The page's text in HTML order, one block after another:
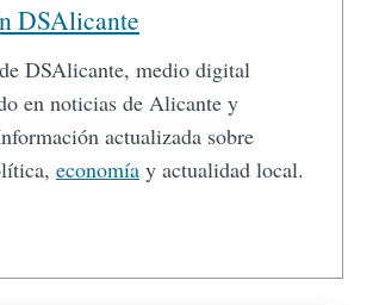
DSAlicante
DSAlicante, medio digital
en noticias de Alicante y
actualizada sobre
economía y actualidad local.